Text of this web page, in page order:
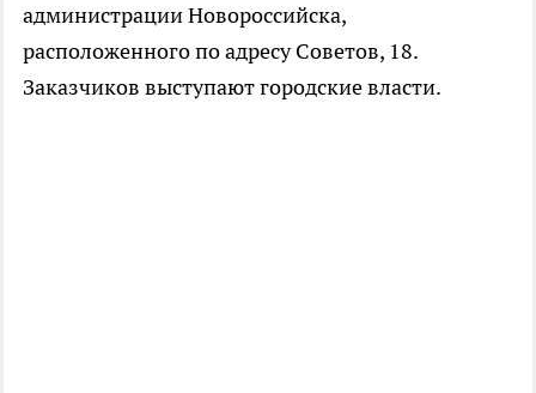
администрации Новороссийска,
расположенного по адресу Советов, 18.
Заказчиков выступают городские власти.